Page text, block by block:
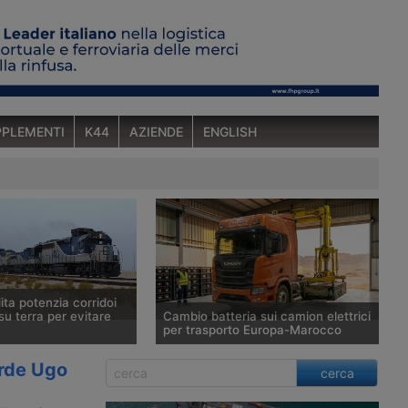
K44 AZIENDE ENGLISH
potenzia corridoi
terra per evitare
verso la
Cambio batteria sui camion elettrici
per trasporto Europa-Marocco
Siglata un’alleanza a tre per creare un
corridoio di autotrasporto a trazione
Ugo
cerca